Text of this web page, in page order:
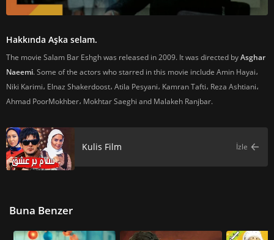
Hakkında Aşka selam.
The movie Salam Bar Eshgh was released in 2009. It was directed byAsghar
Naeemi. Some of the actors who starred in this movie include Amin Hayai،
Niki Karimi، Elnaz Shakerdoost، Atila Pesyani، Kamran Tafti، Reza Ashtiani،
Ahmad PoorMokhber، Mokhtar Saeghi and Malakeh Ranjbar.
Kulis Film İzle
Buna Benzer